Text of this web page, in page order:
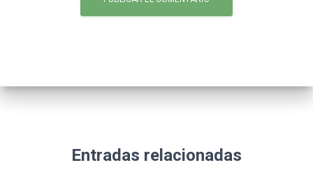
Entradas relacionadas